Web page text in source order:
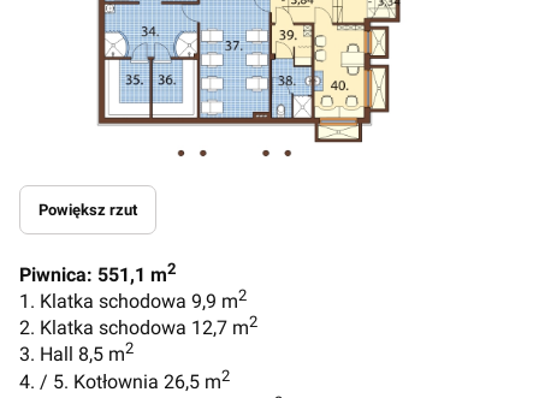
Powiększ rzut
Piwnica: 551,1 m2
1. Klatka schodowa 9,9 m2
2. Klatka schodowa 12,7 m2
3. Hall 8,5 m2
4. / 5. Kotłownia 26,5 m2